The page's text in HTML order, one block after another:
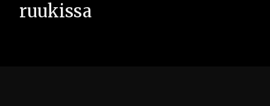
ruukissa